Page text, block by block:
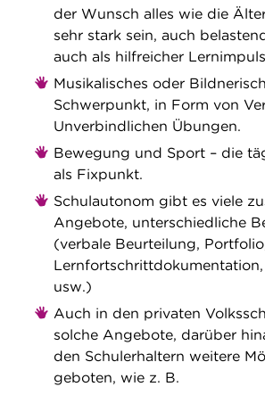
der Wunsch alles wie die
sehr stark sein, auch
auch als hilfreicher
Musikalisches oder
Schwerpunkt, in Form von
Unverbindlichen Übungen.
Bewegung und Sport – die
als Fixpunkt.
Schulautonom gibt es viele
Angebote, unterschiedliche
(verbale Beurteilung,
Lernfortschrittdokumentation,
usw.)
Auch in den privaten
solche Angebote, darüber
den Schulerhaltern weitere
geboten, wie z. B.